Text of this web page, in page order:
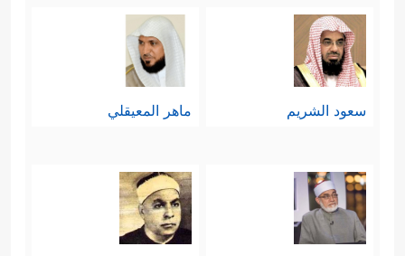
سعود الشريم ماهر المعيقلي